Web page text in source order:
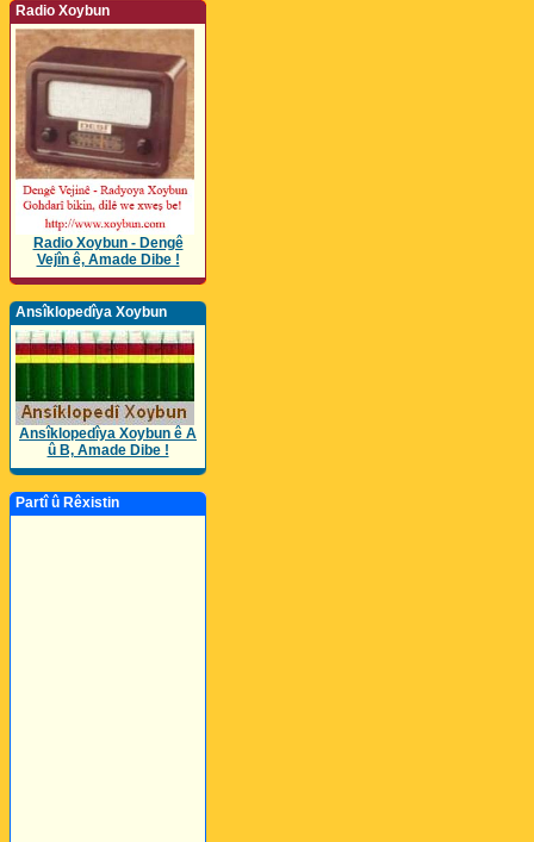
Radio Xoybun
Radio Xoybun - Dengê
Vejîn ê, Amade Dibe !
Ansîklopedîya Xoybun
Ansîklopedîya Xoybun ê A
û B, Amade Dibe !
Partî û Rêxistin